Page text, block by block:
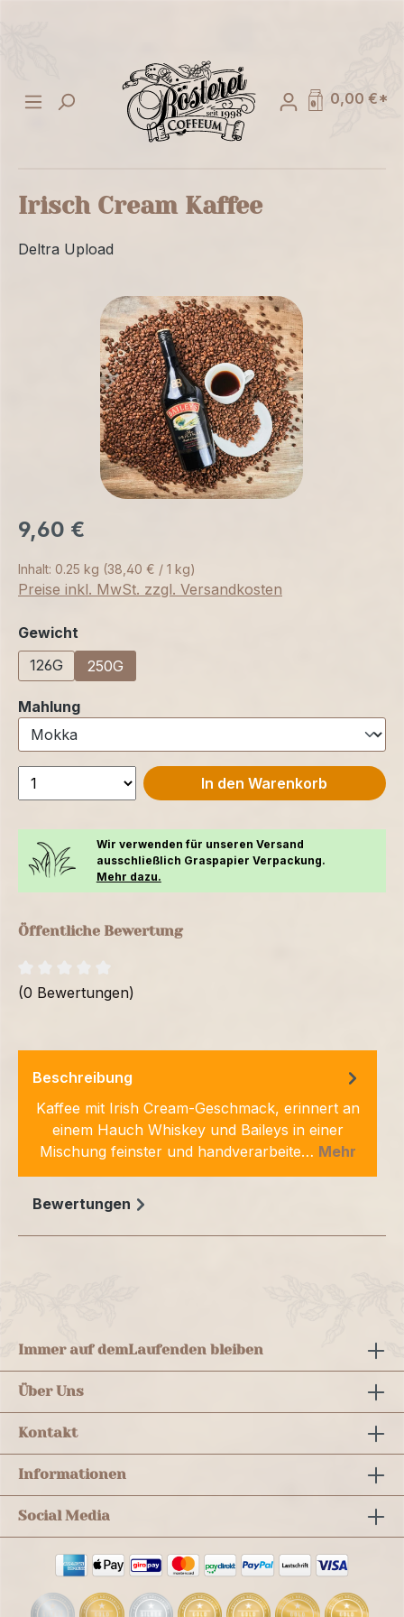
0,00 €*
Irisch Cream Kaffee
Deltra Upload
9,60 €
Inhalt: 0.25 kg (38,40 € / 1 kg)
Preise inkl. MwSt. zzgl. Versandkosten
Gewicht
126G
250G
Mahlungauswählen
In den Warenkorb
Wir verwenden für unseren Versand
ausschließlich Graspapier Verpackung.
Mehr dazu.
Öffentliche Bewertung
(0 Bewertungen)
Beschreibung
Kaffee mit Irish Cream-Geschmack, erinnert an
einem Hauch Whiskey und Baileys in einer
Mischung feinster und handverarbeite… Mehr
Bewertungen
Immer auf demLaufenden bleiben
Über Uns
Kontakt
Informationen
Social Media